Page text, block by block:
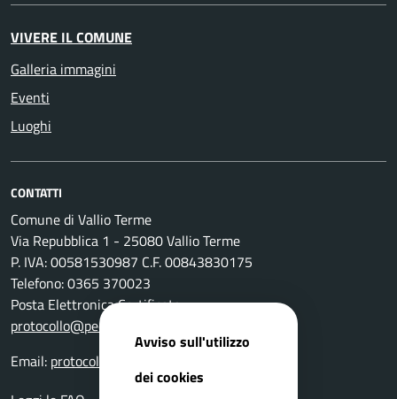
VIVERE IL COMUNE
Galleria immagini
Eventi
Luoghi
CONTATTI
Comune di Vallio Terme
Via Repubblica 1 - 25080 Vallio Terme
P. IVA: 00581530987 C.F. 00843830175
Telefono: 0365 370023
Posta Elettronica Certificata:
protocollo@pec.comune.vallioterme.bs.it
Email: protocollo@pec.comune.vallioterme.bs.it
Avviso sull'utilizzo
dei cookies